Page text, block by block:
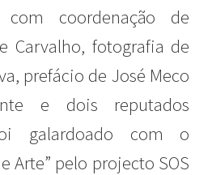
Direitos de Autor
com coordenação de
Carvalho, fotografia de
prefácio de José Meco
e dois reputados
galardoado com o
Arte” pelo projecto SOS